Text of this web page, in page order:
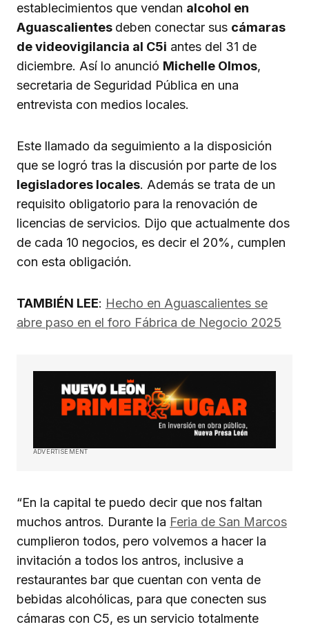
establecimientos que vendan alcohol en
Aguascalientes deben conectar sus cámaras
de videovigilancia al C5i antes del 31 de
diciembre. Así lo anunció Michelle Olmos,
secretaria de Seguridad Pública en una
entrevista con medios locales.
Este llamado da seguimiento a la disposición
que se logró tras la discusión por parte de los
legisladores locales. Además se trata de un
requisito obligatorio para la renovación de
licencias de servicios. Dijo que actualmente dos
de cada 10 negocios, es decir el 20%, cumplen
con esta obligación.
TAMBIÉN LEE: Hecho en Aguascalientes se
abre paso en el foro Fábrica de Negocio 2025
ADVERTISEMENT
“En la capital te puedo decir que nos faltan
muchos antros. Durante la Feria de San Marcos
cumplieron todos, pero volvemos a hacer la
invitación a todos los antros, inclusive a
restaurantes bar que cuentan con venta de
bebidas alcohólicas, para que conecten sus
cámaras con C5, es un servicio totalmente